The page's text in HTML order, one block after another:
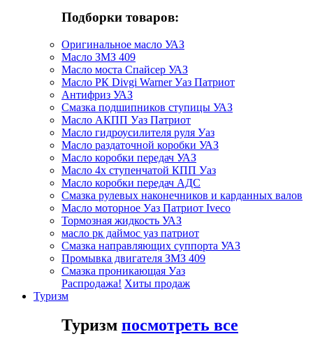
Подборки товаров:
Оригинальное масло УАЗ
Масло ЗМЗ 409
Масло моста Спайсер УАЗ
Масло РК Divgi Warner Уаз Патриот
Антифриз УАЗ
Смазка подшипников ступицы УАЗ
Масло АКПП Уаз Патриот
Масло гидроусилителя руля Уаз
Масло раздаточной коробки УАЗ
Масло коробки передач УАЗ
Масло 4х ступенчатой КПП Уаз
Масло коробки передач АДС
Смазка рулевых наконечников и карданных валов
Масло моторное Уаз Патриот Iveco
Тормозная жидкость УАЗ
масло рк даймос уаз патриот
Смазка направляющих суппорта УАЗ
Промывка двигателя ЗМЗ 409
Смазка проникающая Уаз
Распродажа! Хиты продаж
Туризм
Туризм посмотреть все